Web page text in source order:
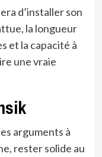
d’installer son
la longueur
et la capacité à
une vraie
arguments à
rester solide au